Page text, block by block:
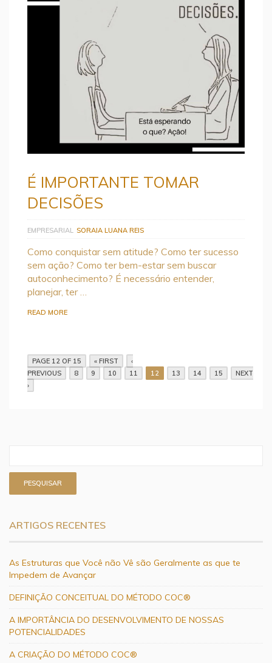
É IMPORTANTE TOMAR
DECISÕES
EMPRESARIAL SORAIA LUANA REIS
Como conquistar sem atitude? Como ter sucesso
sem ação? Como ter bem-estar sem buscar
autoconhecimento? É necessário entender,
planejar, ter …
READ MORE
PAGE 12 OF 15 « FIRST
‹
PREVIOUS
8 9 10 11 12 13 14 15
NEXT
›
ARTIGOS RECENTES
As Estruturas que Você não Vê são Geralmente as que te
Impedem de Avançar
DEFINIÇÃO CONCEITUAL DO MÉTODO COC®
A IMPORTÂNCIA DO DESENVOLVIMENTO DE NOSSAS
POTENCIALIDADES
A CRIAÇÃO DO MÉTODO COC®